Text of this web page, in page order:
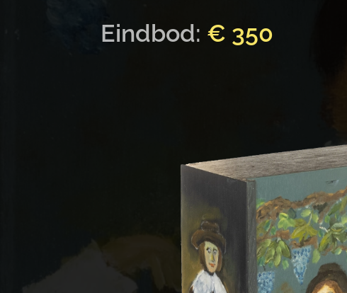
Eindbod: € 350